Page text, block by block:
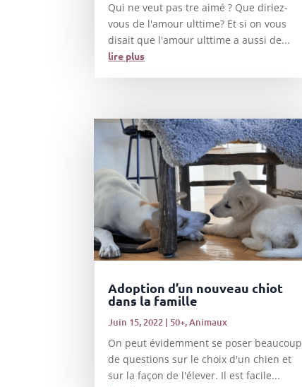
Qui ne veut pas tre aimé ? Que diriez-
vous de l'amour ulttime? Et si on vous
disait que l'amour ulttime a aussi de...
lire plus
Adoption d’un nouveau chiot
dans la famille
Juin 15, 2022 | 50+,Animaux
On peut évidemment se poser beaucoup
de questions sur le choix d'un chien et
sur la façon de l'élever. Il est facile...